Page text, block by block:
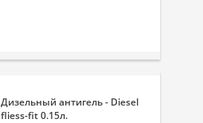
Дизельный антигель - Diesel
fliess-fit 0.15л.